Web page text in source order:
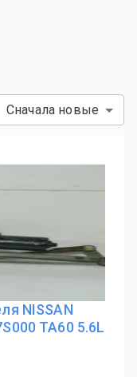
Сначала новые
NISSAN
TA60 5.6L